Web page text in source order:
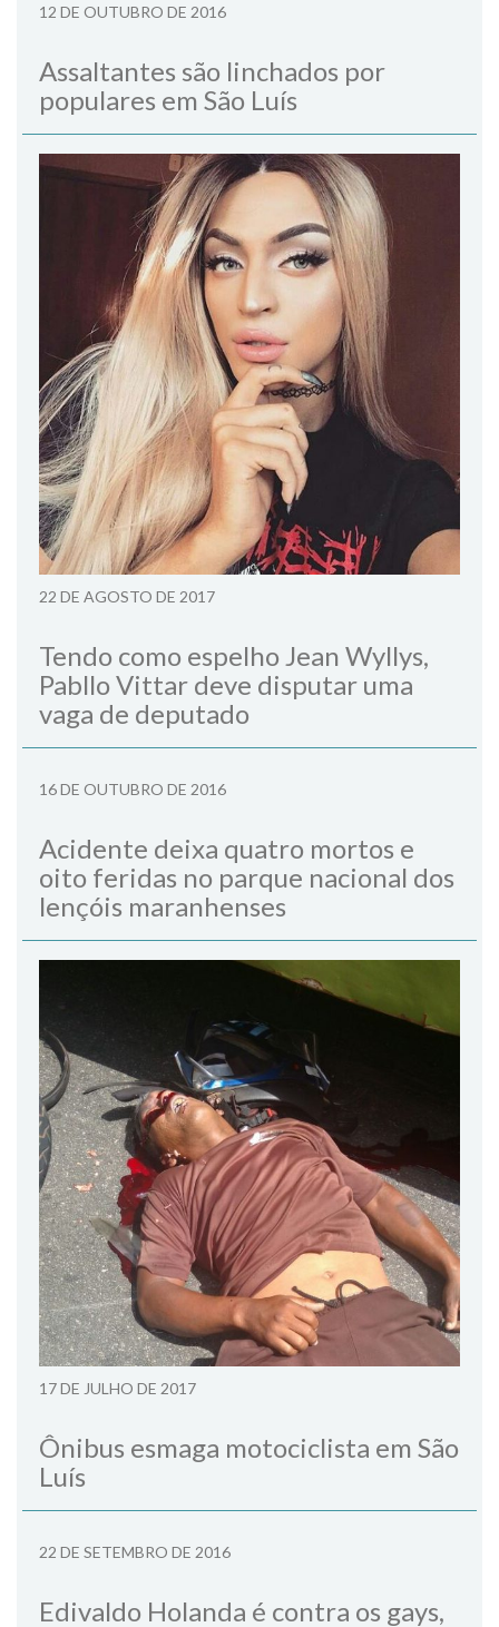
12 DE OUTUBRO DE 2016
Assaltantes são linchados por
populares em São Luís
22 DE AGOSTO DE 2017
Tendo como espelho Jean Wyllys,
Pabllo Vittar deve disputar uma
vaga de deputado
16 DE OUTUBRO DE 2016
Acidente deixa quatro mortos e
oito feridas no parque nacional dos
lençóis maranhenses
17 DE JULHO DE 2017
Ônibus esmaga motociclista em São
Luís
22 DE SETEMBRO DE 2016
Edivaldo Holanda é contra os gays,